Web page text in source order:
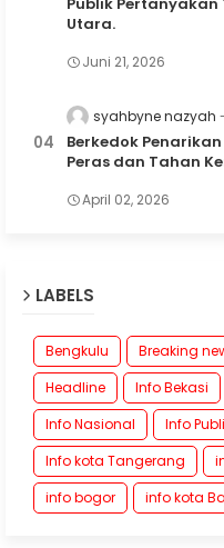
Utara.
Juni 21, 2026
syahbyne nazyah
Berkedok
Peras dan Tahan
April 02, 2026
LABELS
Bengkulu Breaking
Headline
Info Bekasi
Info Nasional
Info
Info kota Tangerang
info bogor
info kota